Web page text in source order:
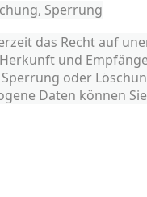
Sperrung
das Recht auf
und
oder
Daten können